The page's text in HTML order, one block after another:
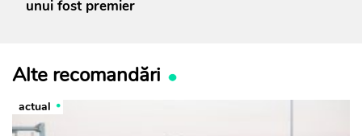
unui fost premier
Alte recomandări
actual